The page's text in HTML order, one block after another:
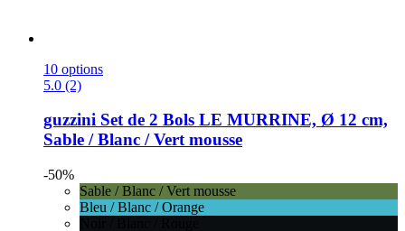
10 options
5.0 (2)
guzzini Set de 2 Bols LE MURRINE, Ø 12 cm,
Sable / Blanc / Vert mousse
-50%
Sable / Blanc / Vert mousse
Bleu / Blanc / Orange